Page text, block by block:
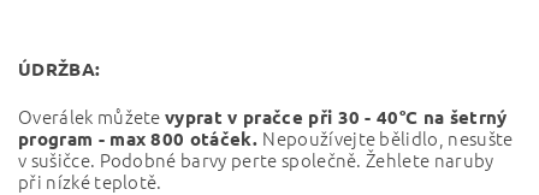
ÚDRŽBA:
Overálek můžetevyprat v pračce při 30 - 40°C na šetrný
program - max 800 otáček. Nepoužívejte bělidlo, nesušte
v sušičce. Podobné barvy perte společně. Žehlete naruby
při nízké teplotě.